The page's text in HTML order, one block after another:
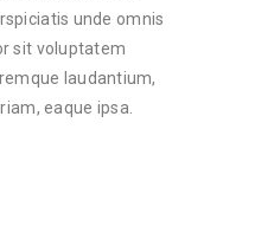
unde omnis
sit voluptatem
laudantium,
eaque ipsa.